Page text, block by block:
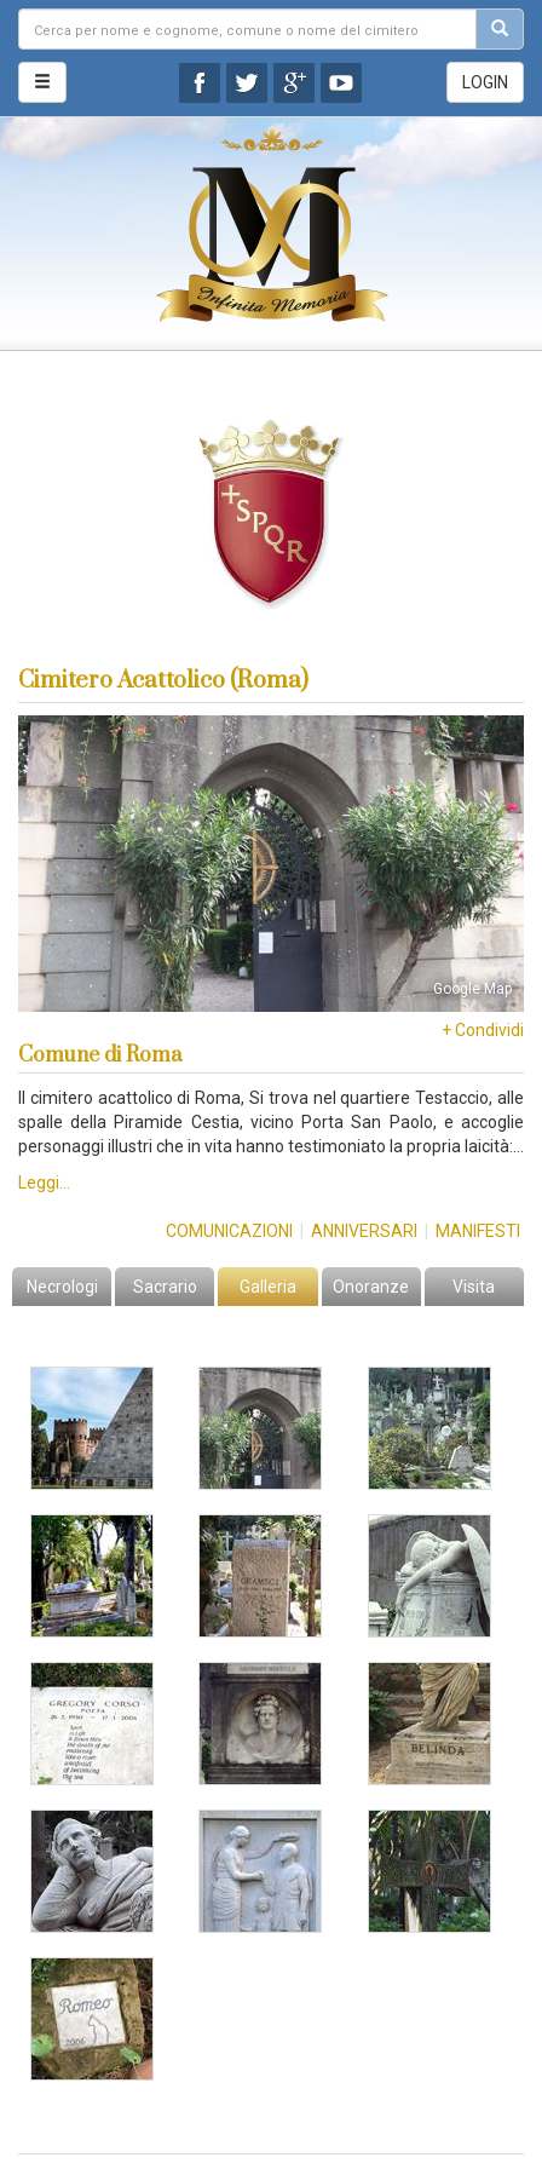
LOGIN
Cimitero Acattolico (Roma)
Google Map
+ Condividi
Comune di Roma
Il cimitero acattolico di Roma, Si trova nel quartiere Testaccio, alle
spalle della Piramide Cestia, vicino Porta San Paolo, e accoglie
personaggi illustri che in vita hanno testimoniato la propria laicità:…
Leggi...
COMUNICAZIONI ANNIVERSARI MANIFESTI
Necrologi Sacrario Galleria Onoranze Visita